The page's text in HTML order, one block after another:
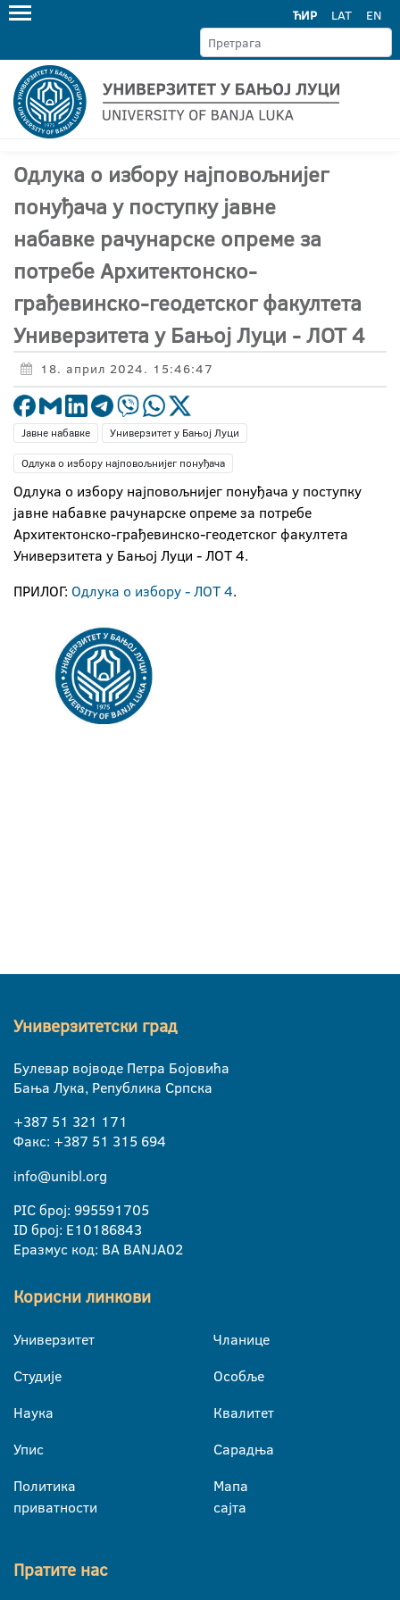
ЋИР LAT EN
Одлука о избору најповољнијег
понуђача у поступку јавне
набавке рачунарске опреме за
потребе Архитектонско-
грађевинско-геодетског факултета
Универзитета у Бањој Луци - ЛОТ 4
18. април 2024. 15:46:47
Јавне набавке
Универзитет у Бањој Луци
Одлука о избору најповољнијег понуђача
Одлука о избору најповољнијег понуђача у поступку
јавне набавке рачунарске опреме за потребе
Архитектонско-грађевинско-геодетског факултета
Универзитета у Бањој Луци - ЛОТ 4.
ПРИЛОГ: Одлука о избору - ЛОТ 4.
Универзитетски град
Булевар војводе Петра Бојовића
Бања Лука, Република Српска
+387 51 321 171
Факс: +387 51 315 694
info@unibl.org
PIC број: 995591705
ID број: E10186843
Еразмус код: BA BANJA02
Корисни линкови
Универзитет
Студије
Наука
Упис
Политика
приватности
Чланице
Особље
Квалитет
Сарадња
Мапа
сајта
Пратите нас